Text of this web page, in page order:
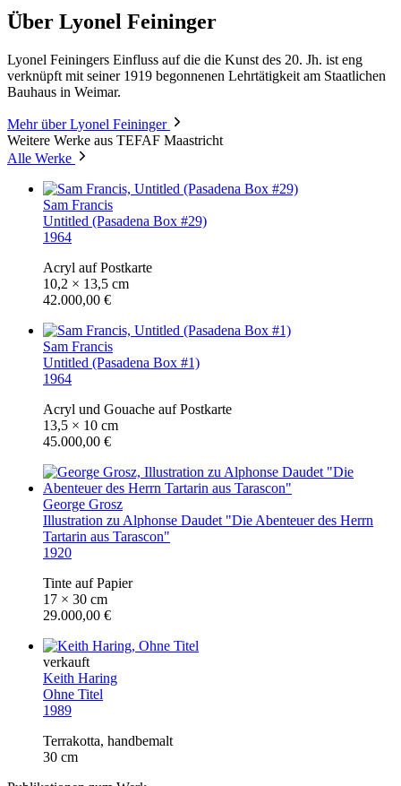
Über Lyonel Feininger
Lyonel Feiningers Einfluss auf die die Kunst des 20. Jh. ist eng
verknüpft mit seiner 1919 begonnenen Lehrtätigkeit am Staatlichen
Bauhaus in Weimar.
Mehr über Lyonel Feininger
Weitere Werke aus TEFAF Maastricht
Alle Werke
Sam Francis
Untitled (Pasadena Box #29)
1964
Acryl auf Postkarte
10,2 × 13,5 cm
42.000,00 €
Sam Francis
Untitled (Pasadena Box #1)
1964
Acryl und Gouache auf Postkarte
13,5 × 10 cm
45.000,00 €
George Grosz
Illustration zu Alphonse Daudet "Die Abenteuer des Herrn
Tartarin aus Tarascon"
1920
Tinte auf Papier
17 × 30 cm
29.000,00 €
verkauft
Keith Haring
Ohne Titel
1989
Terrakotta, handbemalt
30 cm